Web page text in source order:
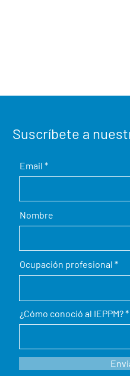
Suscríbete a
Email
Nombre
Ocupación profesional
¿Cómo conoció al IEPPM?